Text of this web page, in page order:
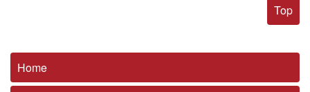
Top
Home